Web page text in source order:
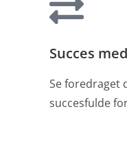
Succes
Se foredraget
succesfulde